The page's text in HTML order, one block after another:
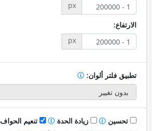
px
الارتفاع:
px
تطبيق فلتر ألوان:
تحسين زيادة الحدة
تنعيم الحواف